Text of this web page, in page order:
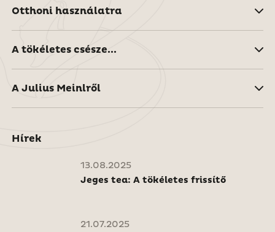
Otthoni használatra
A tökéletes csésze...
A Julius Meinlről
Hírek
13.08.2025
Jeges tea: A tökéletes frissítő
21.07.2025